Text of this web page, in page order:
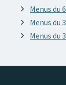
Menus du
Menus du
Menus du